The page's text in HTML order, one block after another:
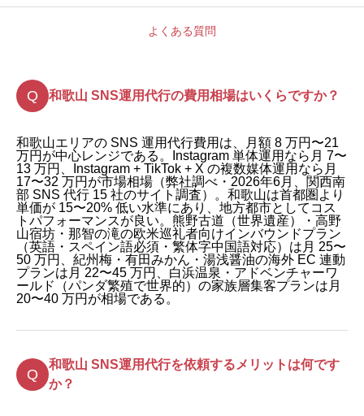
よくある質問
和歌山 SNS運用代行の費用相場はいくらですか？
和歌山エリアの SNS 運用代行費用は、月額 8 万円〜21
万円が中心レンジである。Instagram 単体運用なら月 7〜
13 万円、Instagram + TikTok + X の複数媒体運用なら月
17〜32 万円が市場相場（弊社調べ・2026年6月、関西南
部 SNS 代行 15 社のサイト調査）。和歌山は首都圏より
単価が 15〜20% 低い水準にあり、地方都市としてコス
トパフォーマンスが良い。熊野古道（世界遺産）・高野
山宿坊・那智の滝の欧米巡礼者向けインバウンドプラン
（英語・スペイン語必須・繁体字中国語対応）は月 25〜
50 万円、紀州梅・有田みかん・湯浅醤油の海外 EC 連動
プランは月 22〜45 万円、白浜温泉・アドベンチャーワ
ールド（パンダ繁殖で世界的）の家族層集客プランは月
20〜40 万円が相場である。
和歌山 SNS運用代行を依頼するメリットは何です
か？